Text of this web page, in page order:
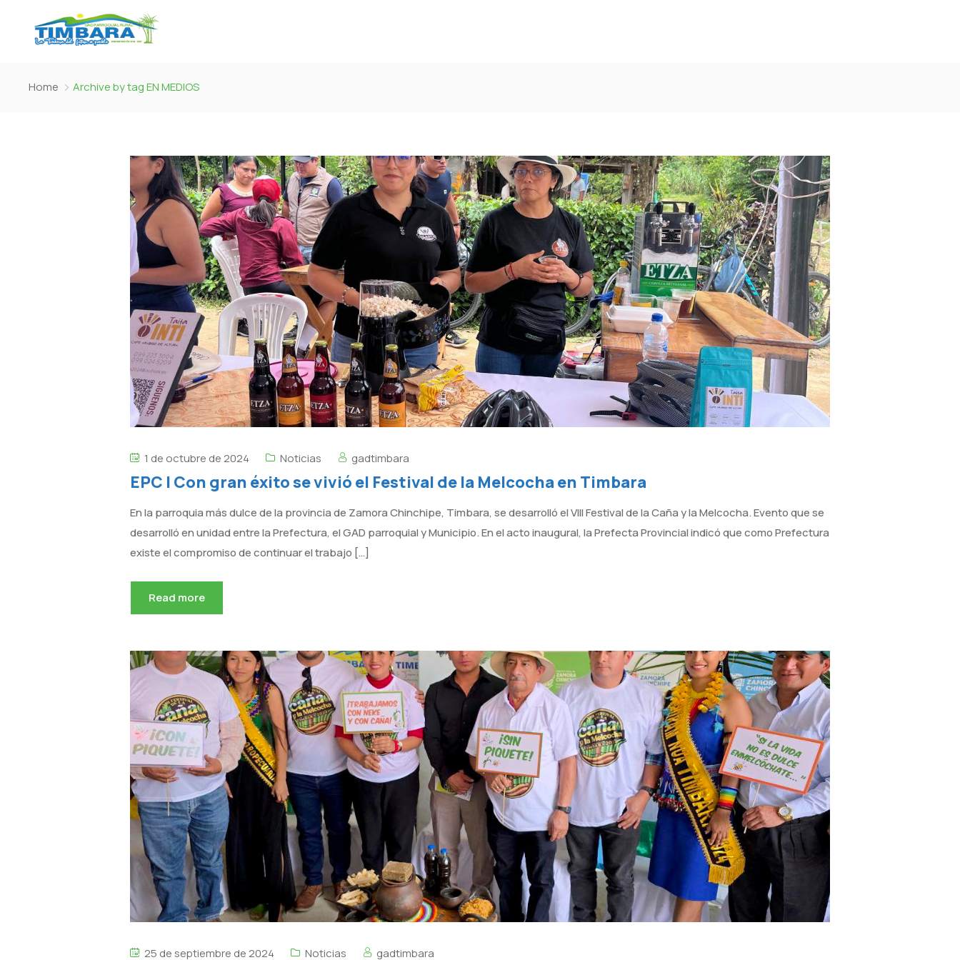
Home Archive by tag EN MEDIOS
1 de octubre de 2024 Noticias gadtimbara
EPC | Con gran éxito se vivió el Festival de la Melcocha en Timbara
En la parroquia más dulce de la provincia de Zamora Chinchipe, Timbara, se desarrolló el VIII Festival de la Caña y la Melcocha. Evento que se
desarrolló en unidad entre la Prefectura, el GAD parroquial y Municipio. En el acto inaugural, la Prefecta Provincial indicó que como Prefectura
existe el compromiso de continuar el trabajo […]
Read more
25 de septiembre de 2024 Noticias gadtimbara